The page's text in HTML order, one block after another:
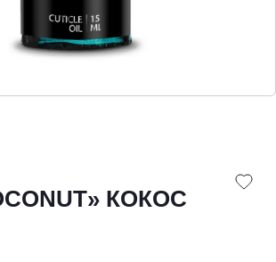
КОКОС